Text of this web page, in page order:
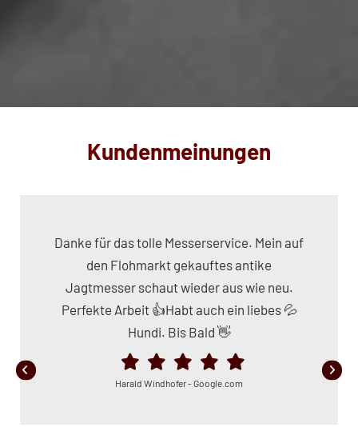
Kundenmeinungen
Danke für das tolle Messerservice. Mein auf
den Flohmarkt gekauftes antike
Jagtmesser schaut wieder aus wie neu.
Perfekte Arbeit 👍Habt auch ein liebes 💦
Hundi. Bis Bald 👋
Harald Windhofer - Google.com